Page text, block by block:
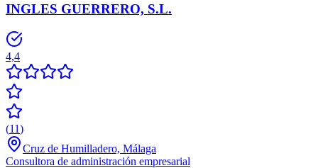
INGLES GUERRERO, S.L.
4,4
(11)
Cruz de Humilladero, Málaga
Consultora de administración empresarial